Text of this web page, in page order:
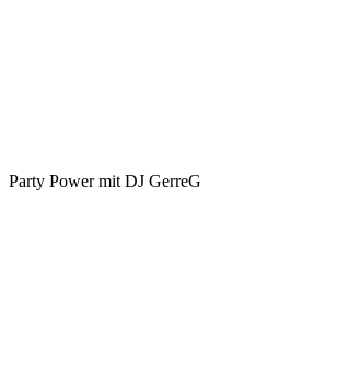
Party Power mit DJ GerreG